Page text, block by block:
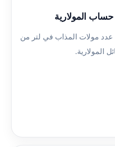
حساب المولارية
عدد مولات المذاب في لتر من
المولارية.